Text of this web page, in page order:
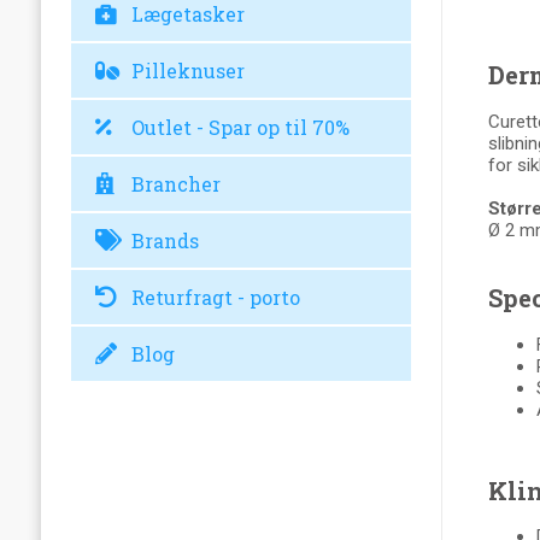
Lægetasker
Pilleknuser
Outlet - Spar op til 70%
Brancher
Brands
Returfragt - porto
Blog
for
Ø 2